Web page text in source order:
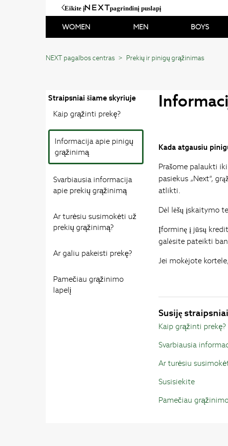
Eikite į pagrindinį puslapį
WOMEN MEN BOYS
NEXT pagalbos centras Prekių ir pinigų grąžinimas
Straipsniai šiame skyriuje
Kaip grąžinti prekę?
Informacija apie pinigų
grąžinimą
Svarbiausia informacija
apie prekių grąžinimą
Ar turėsiu susimokėti už
prekių grąžinimą?
Ar galiu pakeisti prekę?
Pamečiau grąžinimo
lapelį
Kada atgausiu
Prašome palaukti
pasiekus „Next“,
atlikti.
Dėl lėšų įskaitymo
Įforminę į jūsų
galėsite pateikti
Jei mokėjote
Susiję straipsniai
Kaip grąžinti prekę?
Svarbiausia
Ar turėsiu
Susisiekite
Pamečiau